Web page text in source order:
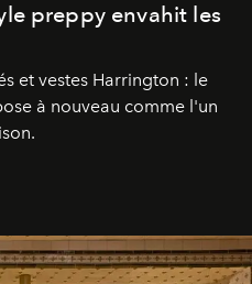
preppy envahit les
et vestes Harrington : le
à nouveau comme l'un